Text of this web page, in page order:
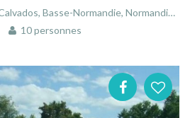
Basse-Normandie, Normandie, France
10 personnes